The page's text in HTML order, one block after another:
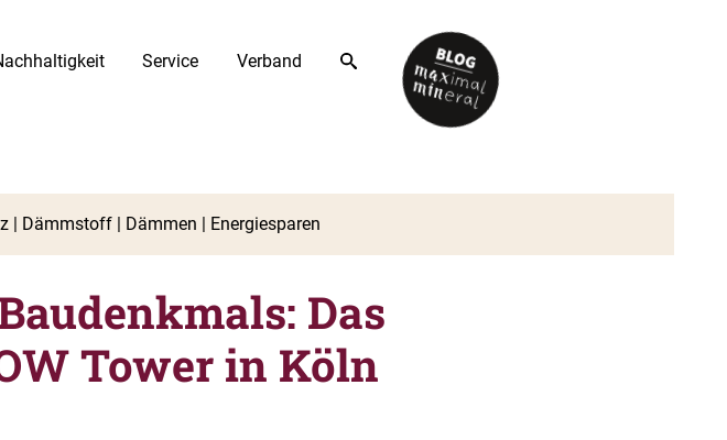
Service Verband
Das
Tower in Köln